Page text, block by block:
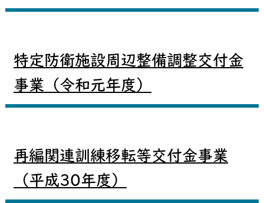
特定防衛施設周辺整備調整交付金
事業（令和元年度）
再編関連訓練移転等交付金事業
（平成30年度）